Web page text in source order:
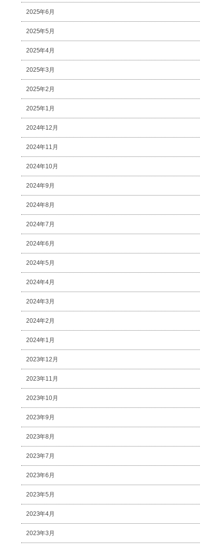
2025年6月
2025年5月
2025年4月
2025年3月
2025年2月
2025年1月
2024年12月
2024年11月
2024年10月
2024年9月
2024年8月
2024年7月
2024年6月
2024年5月
2024年4月
2024年3月
2024年2月
2024年1月
2023年12月
2023年11月
2023年10月
2023年9月
2023年8月
2023年7月
2023年6月
2023年5月
2023年4月
2023年3月